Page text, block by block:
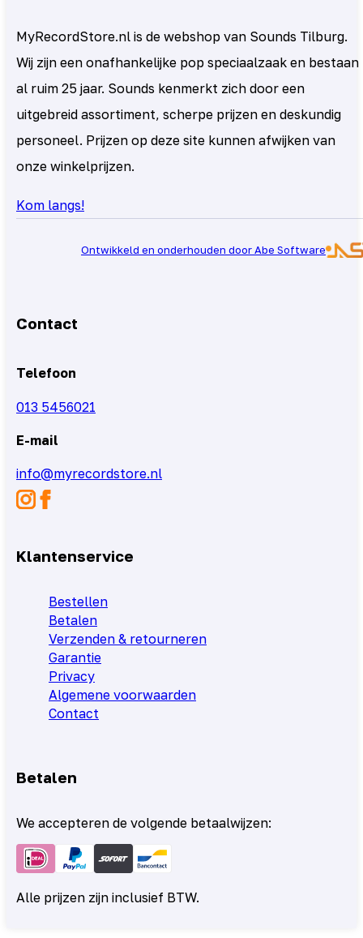
MyRecordStore.nl is de webshop van Sounds Tilburg.
Wij zijn een onafhankelijke pop speciaalzaak en bestaan
al ruim 25 jaar. Sounds kenmerkt zich door een
uitgebreid assortiment, scherpe prijzen en deskundig
personeel. Prijzen op deze site kunnen afwijken van
onze winkelprijzen.
Kom langs!
Ontwikkeld en onderhouden door Abe Software
Contact
Telefoon
013 5456021
E-mail
info@myrecordstore.nl
Klantenservice
Bestellen
Betalen
Verzenden & retourneren
Garantie
Privacy
Algemene voorwaarden
Contact
Betalen
We accepteren de volgende betaalwijzen:
Alle prijzen zijn inclusief BTW.